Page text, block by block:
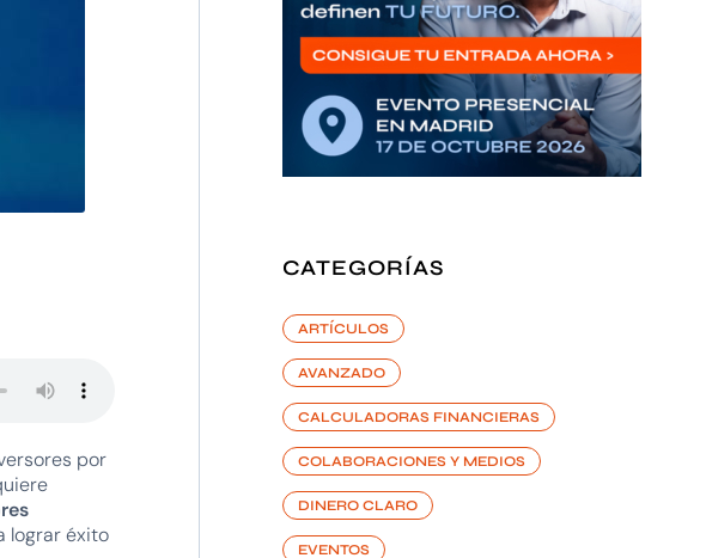
por
lograr éxito
CATEGORÍAS
ARTÍCULOS
AVANZADO
CALCULADORAS FINANCIERAS
COLABORACIONES Y MEDIOS
DINERO CLARO
EVENTOS